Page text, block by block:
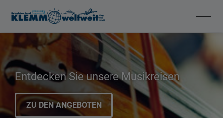
Entdecken Sie unsere Musikreisen
ZU DEN ANGEBOTEN